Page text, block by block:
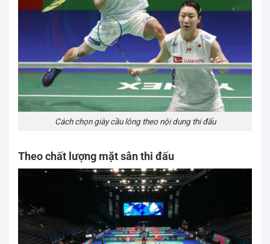
Cách chọn giày cầu lông theo nội dung thi đấu
Theo chất lượng mặt sân thi đấu